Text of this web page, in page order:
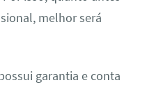
melhor será
garantia e conta